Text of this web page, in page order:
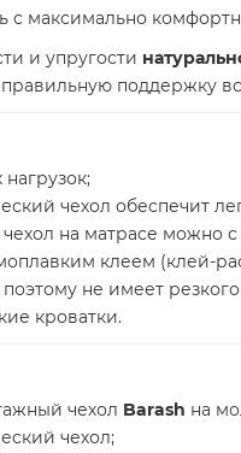
с максимально
и упругости
поддержку
чехол обеспечит
на матрасе можно
клеем (клей-
не имеет
кроватки.
чехол Barash на
чехол;